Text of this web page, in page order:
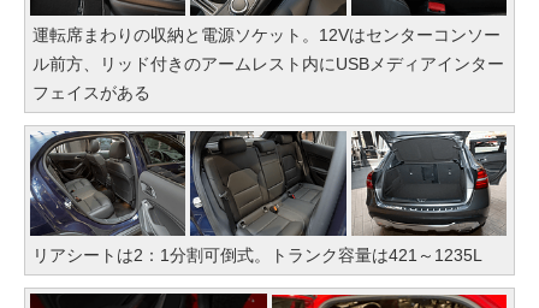
運転席まわりの収納と電源ソケット。12Vはセンターコンソー
ル前方、リッド付きのアームレスト内にUSBメディアインター
フェイスがある
リアシートは2：1分割可倒式。トランク容量は421～1235L